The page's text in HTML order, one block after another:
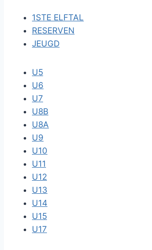
1STE ELFTAL
RESERVEN
JEUGD
U5
U6
U7
U8B
U8A
U9
U10
U11
U12
U13
U14
U15
U17